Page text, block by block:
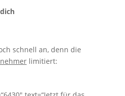
schnell an, denn die
limitiert: